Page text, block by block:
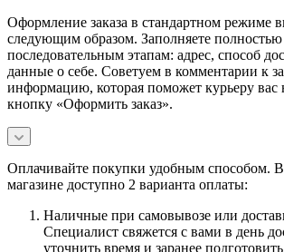
Оформление заказа в стандартном режиме
следующим образом. Заполняете
последовательным этапам: адрес, способ
данные о себе. Советуем в комментарии к
информацию, которая поможет курьеру
кнопку «Оформить заказ».
Оплачивайте покупки удобным способом.
магазине доступно 2 варианта оплаты:
Наличные при самовывозе или
Специалист свяжется с вами в день
уточнить время и заранее